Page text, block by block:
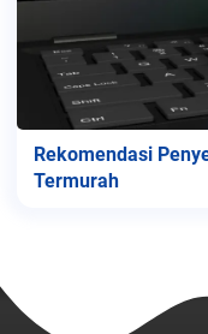
Rekomendasi
Termurah